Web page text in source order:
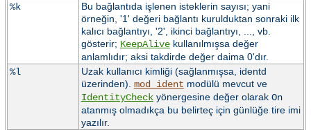
%k
Bu bağlantıda işlenen isteklerin sayısı; yani
örneğin, '1' değeri bağlantı kurulduktan sonraki ilk
kalıcı bağlantıyı, '2', ikinci bağlantıyı, ..., vb.
gösterir; KeepAlivekullanılmışsa değer
anlamlıdır; aksi takdirde değer daima 0'dır.
%l
Uzak kullanıcı kimliği (sağlanmışsa, identd
üzerinden). mod_ident modülü mevcut ve
IdentityCheckyönergesine değer olarak On
atanmış olmadıkça bu belirteç için günlüğe tire imi
yazılır.